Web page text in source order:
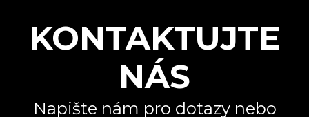
KONTAKTUJTE
NÁS
Napište nám pro dotazy nebo